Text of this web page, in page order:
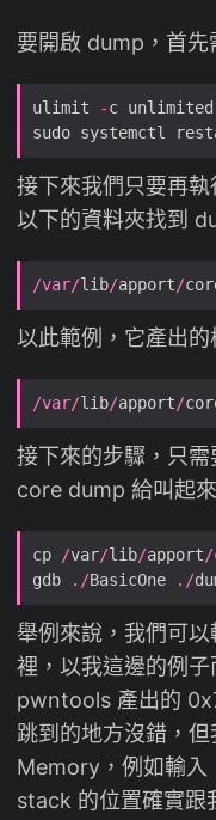
要開啟 dump，首先
ulimit -
接下來我們只要再
以下的資料夾找到
/var/lib/apport/
以此範例，它產出的
/var/lib/apport/
接下來的步驟，只
core dump 給叫起
cp /var/lib/apport/
gdb
./BasicOne ./
舉例來說，我們可以
裡，以我這邊的例
pwntools 產出的
跳到的地方沒錯，
Memory，例如輸入
stack 的位置確實跟